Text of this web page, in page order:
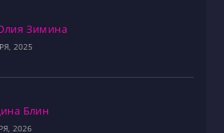
Зимина
2025
Блин
2026